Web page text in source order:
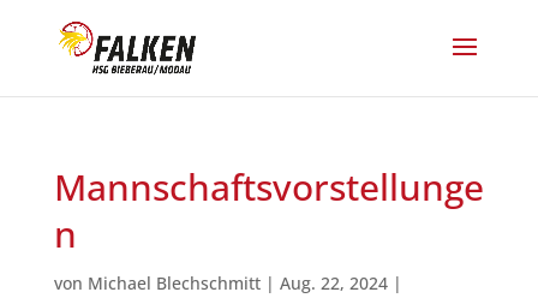
Mannschaftsvorstellunge
n
von Michael Blechschmitt| Aug. 22, 2024|